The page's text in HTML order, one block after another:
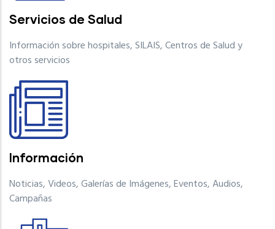
Servicios de Salud
Información sobre hospitales, SILAIS, Centros de Salud y
otros servicios
Información
Noticias, Videos, Galerías de Imágenes, Eventos, Audios,
Campañas